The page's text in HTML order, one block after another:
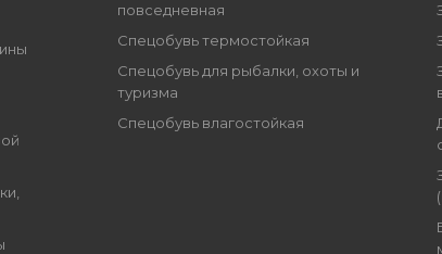
повседневная
Спецобувь термостойкая
Спецобувь для рыбалки, охоты и
туризма
Спецобувь влагостойкая